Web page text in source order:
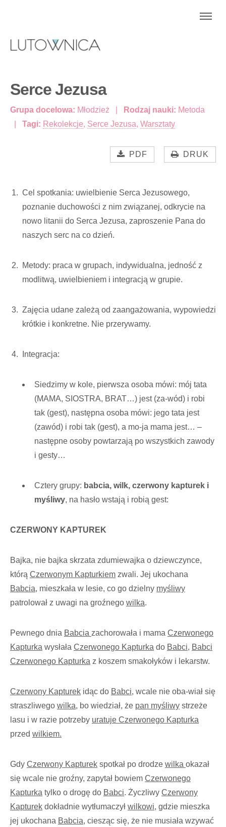
Serce Jezusa
Grupa docelowa: Młodzież Rodzaj nauki: Metoda
Tagi: Rekolekcje, Serce Jezusa, Warsztaty
PDF DRUK
Cel spotkania: uwielbienie Serca Jezusowego,
poznanie duchowości z nim związanej, odkrycie na
nowo litanii do Serca Jezusa, zaproszenie Pana do
naszych serc na co dzień.
Metody: praca w grupach, indywidualna, jedność z
modlitwą, uwielbieniem i integracją w grupie.
Zajęcia udane zależą od zaangażowania, wypowiedzi
krótkie i konkretne. Nie przerywamy.
Integracja:
Siedzimy w kole, pierwsza osoba mówi: mój tata
(MAMA, SIOSTRA, BRAT…) jest (za-wód) i robi
tak (gest), następna osoba mówi: jego tata jest
(zawód) i robi tak (gest), a mo-ja mama jest… –
następne osoby powtarzają po wszystkich zawody
i gesty…
Cztery grupy: babcia, wilk, czerwony kapturek i
myśliwy, na hasło wstają i robią gest:
CZERWONY KAPTUREK
Bajka, nie bajka skrzata zdumiewajka o dziewczynce,
którą Czerwonym Kapturkiem zwali. Jej ukochana
Babcia, mieszkała w lesie, co go dzielny myśliwy
patrolował z uwagi na groźnego wilka.
Pewnego dnia Babcia zachorowała i mama Czerwonego
Kapturka wysłała Czerwonego Kapturka do Babci, Babci
Czerwonego Kapturka z koszem smakołyków i lekarstw.
Czerwony Kapturek idąc do Babci, wcale nie oba-wiał się
straszliwego wilka, bo wiedział, że pan myśliwy strzeże
lasu i w razie potrzeby uratuje Czerwonego Kapturka
przed wilkiem.
Gdy Czerwony Kapturek spotkał po drodze wilka okazał
się wcale nie groźny, zapytał bowiem Czerwonego
Kapturka tylko o drogę do Babci. Życzliwy Czerwony
Kapturek dokładnie wytłumaczył wilkowi, gdzie mieszka
jej ukochana Babcia, ciesząc się, że nie musiała wzywać